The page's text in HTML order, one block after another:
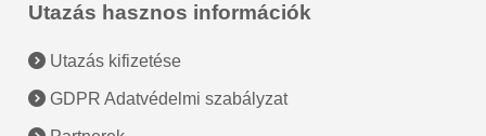
Utazás hasznos információk
Utazás kifizetése
GDPR Adatvédelmi szabályzat